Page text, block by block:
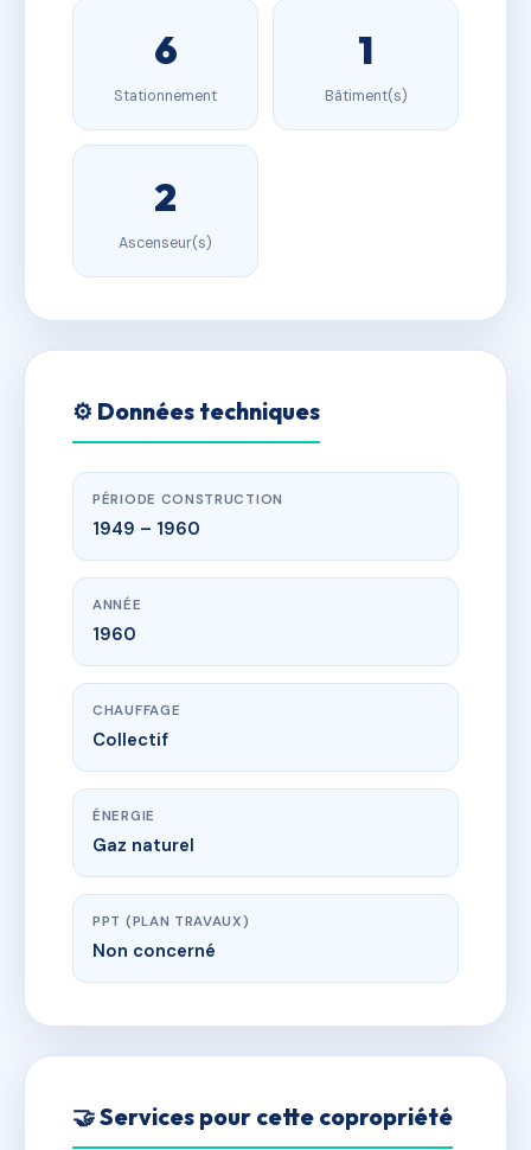
6
Stationnement
1
Bâtiment(s)
2
Ascenseur(s)
⚙️ Données techniques
PÉRIODE CONSTRUCTION
1949 – 1960
ANNÉE
1960
CHAUFFAGE
Collectif
ÉNERGIE
Gaz naturel
PPT (PLAN TRAVAUX)
Non concerné
🤝 Services pour cette copropriété